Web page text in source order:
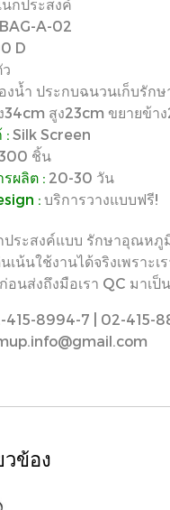
นกประสงค์
BAG-A-02
D
งน้ำ ประกบฉนวนเก็บรัก
34cm สูง23cm ขยายข้า
: Silk Screen
300 ชิ้น
รผลิต : 20-30 วัน
: บริการวางแบบฟรี!
ประสงค์แบบ รักษาอุณห
เน้นใช้งานได้จริงเพราะ
อนส่งถึงมือเรา QC มาเป็
415-8994-7 | 02-415-
ข้อง